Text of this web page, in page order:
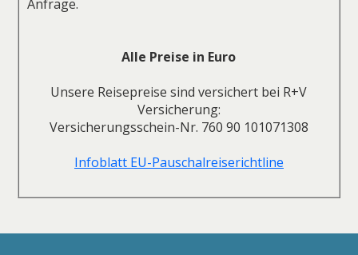
Anfrage.
Alle Preise in Euro
Unsere Reisepreise sind versichert bei R+V
Versicherung:
Versicherungsschein-Nr. 760 90 101071308
Infoblatt EU-Pauschalreiserichtline